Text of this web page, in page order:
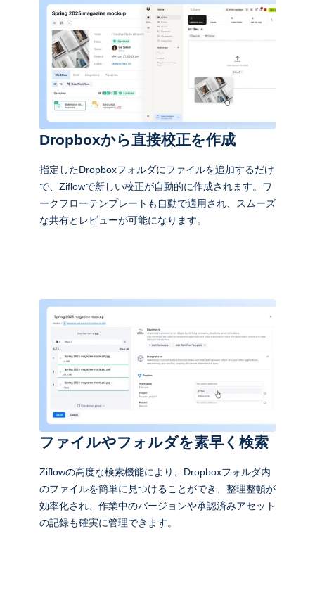
Dropboxから直接校正を作成
指定したDropboxフォルダにファイルを追加するだけ
で、Ziflowで新しい校正が自動的に作成されます。ワ
ークフローテンプレートも自動で適用され、スムーズ
な共有とレビューが可能になります。
ファイルやフォルダを素早く検索
Ziflowの高度な検索機能により、Dropboxフォルダ内
のファイルを簡単に見つけることができ、整理整頓が
効率化され、作業中のバージョンや承認済みアセット
の記録も確実に管理できます。